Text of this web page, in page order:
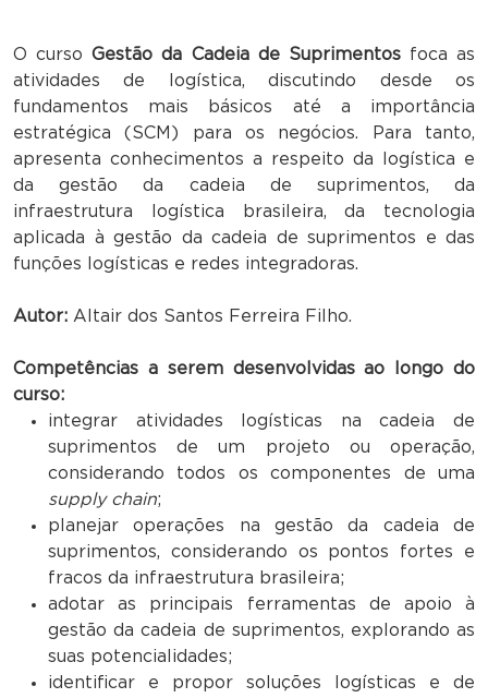
O cursoGestão da Cadeia de Suprimentosfoca as
atividades de logística, discutindo desde os
fundamentos mais básicos até a importância
estratégica (SCM) para os negócios. Para tanto,
apresenta conhecimentos a respeito da logística e
da gestão da cadeia de suprimentos, da
infraestrutura logística brasileira, da tecnologia
aplicada à gestão da cadeia de suprimentos e das
funções logísticas e redes integradoras.
Autor: Altair dos Santos Ferreira Filho.
Competências a serem desenvolvidas ao longo do
curso:
integrar atividades logísticas na cadeia de
suprimentos de um projeto ou operação,
considerando todos os componentes de uma
supply chain;
planejar operações na gestão da cadeia de
suprimentos, considerando os pontos fortes e
fracos da infraestrutura brasileira;
adotar as principais ferramentas de apoio à
gestão da cadeia de suprimentos, explorando as
suas potencialidades;
identificar e propor soluções logísticas e de